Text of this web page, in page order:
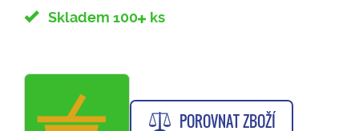
Skladem 100 ks
POROVNAT ZBOŽÍ